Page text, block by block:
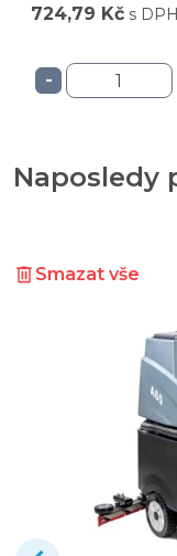
724,79 Kč s DPH
-
Naposledy
Smazat vše